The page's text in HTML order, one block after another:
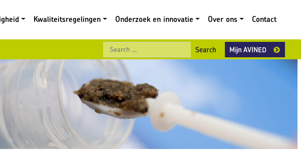
Kwaliteitsregelingen Onderzoek en innovatie Over ons Contact
Search
Mijn AVINED